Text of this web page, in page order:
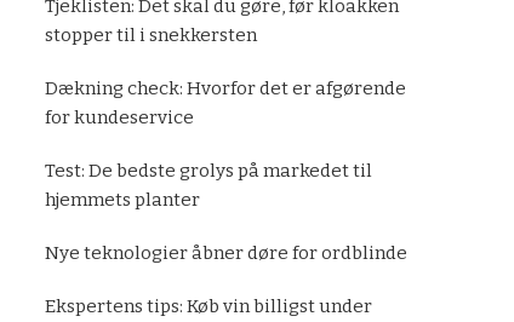
Tjeklisten: Det skal du gøre, før kloakken
stopper til i snekkersten
Dækning check: Hvorfor det er afgørende
for kundeservice
Test: De bedste grolys på markedet til
hjemmets planter
Nye teknologier åbner døre for ordblinde
Ekspertens tips: Køb vin billigst under